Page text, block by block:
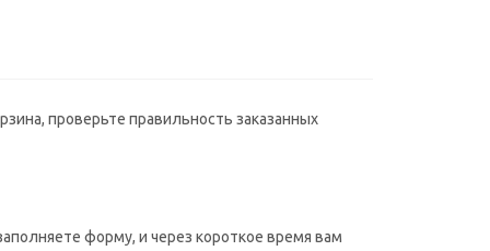
проверьте правильность заказанных
форму, и через короткое время вам